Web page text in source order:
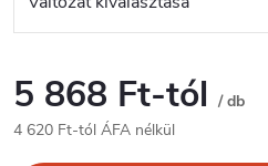
5 868 Ft-tól / db
4 620 Ft-tól ÁFA nélkül